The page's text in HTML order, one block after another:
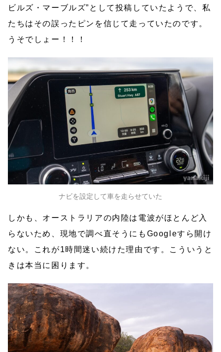
ビルズ・マーブルズ”として投稿していたようで、私
たちはその誤ったピンを信じて走っていたのです。
うそでしょー！！！
ナビを設定して車を走らせていた
しかも、オーストラリアの内陸は電波がほとんど入
らないため、現地で調べ直そうにもGoogleすら開け
ない。これが1時間迷い続けた理由です。こういうと
きは本当に困ります。